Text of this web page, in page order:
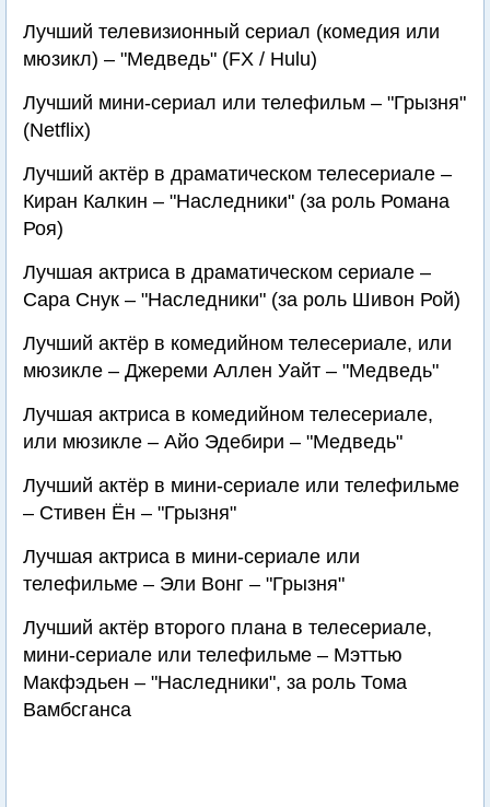
Лучший телевизионный сериал (комедия или
мюзикл) – "Медведь" (FX / Hulu)
Лучший мини-сериал или телефильм – "Грызня"
(Netflix)
Лучший актёр в драматическом телесериале –
Киран Калкин – "Наследники" (за роль Романа
Роя)
Лучшая актриса в драматическом сериале –
Сара Снук – "Наследники" (за роль Шивон Рой)
Лучший актёр в комедийном телесериале, или
мюзикле – Джереми Аллен Уайт – "Медведь"
Лучшая актриса в комедийном телесериале,
или мюзикле – Айо Эдебири – "Медведь"
Лучший актёр в мини-сериале или телефильме
– Стивен Ён – "Грызня"
Лучшая актриса в мини-сериале или
телефильме – Эли Вонг – "Грызня"
Лучший актёр второго плана в телесериале,
мини-сериале или телефильме – Мэттью
Макфэдьен – "Наследники", за роль Тома
Вамбсганса